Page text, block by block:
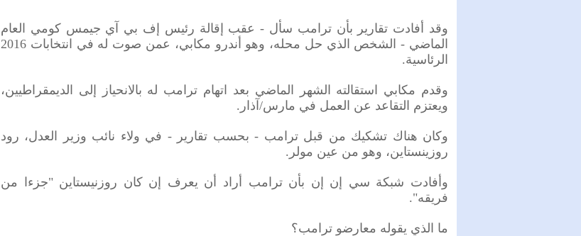
وقد أفادت تقارير بأن ترامب سأل - عقب إقالة رئيس إف بي آي جيمس كومي العام
الماضي - الشخص الذي حل محله، وهو أندرو مكابي، عمن صوت له في انتخابات 2016
الرئاسية.
وقدم مكابي استقالته الشهر الماضي بعد اتهام ترامب له بالانحياز إلى الديمقراطيين،
ويعتزم التقاعد عن العمل في مارس/آذار.
وكان هناك تشكيك من قبل ترامب - بحسب تقارير - في ولاء نائب وزير العدل، رود
روزينستاين، وهو من عين مولر.
وأفادت شبكة سي إن إن بأن ترامب أراد أن يعرف إن كان روزنيستاين "جزءا من
فريقه".
ما الذي يقوله معارضو ترامب؟